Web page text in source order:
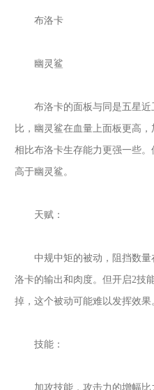
布洛卡
幽灵鲨
布洛卡的面板与同是五星
比，幽灵鲨在血量上面板更高
相比布洛卡生存能力更强一些
高于幽灵鲨。
天赋：
中规中矩的被动，阻挡数
洛卡的输出和肉度。但开启2技
掉，这个被动可能难以发挥效果
技能：
加攻技能，攻击力的增幅